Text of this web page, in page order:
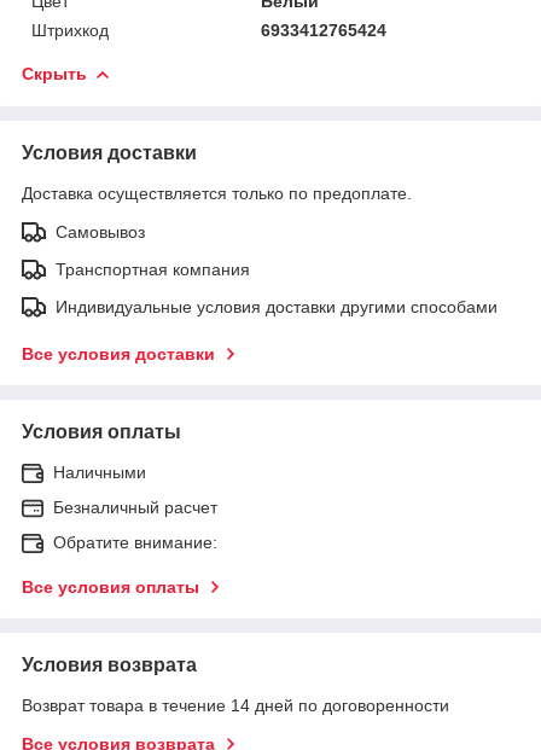
Штрихкод
6933412765424
Скрыть
Условия доставки
Доставка осуществляется только по предоплате.
Самовывоз
Транспортная компания
Индивидуальные условия доставки другими способами
Все условия доставки
Условия оплаты
Наличными
Безналичный расчет
Обратите внимание:
Все условия оплаты
Условия возврата
Возврат товара в течение 14 дней по договоренности
Все условия возврата